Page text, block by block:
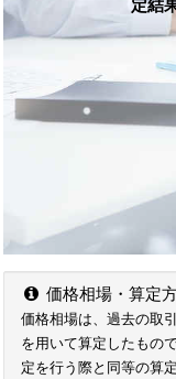
定結
価格相場・算定
価格相場は、過去の取
を用いて算定したもの
定を行う際と同等の算